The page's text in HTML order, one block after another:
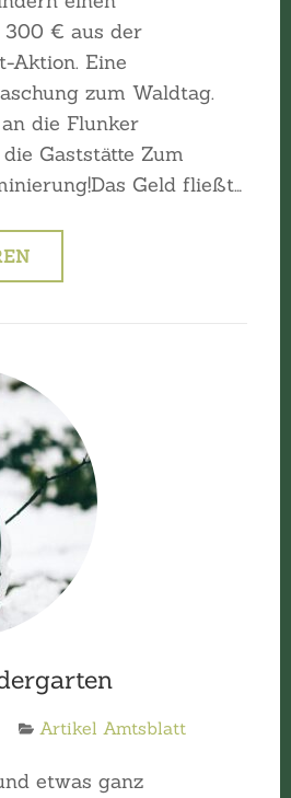
300 € aus der
Aktion. Eine
zum Waldtag.
die Flunker
Gaststätte Zum
Geld fließt…
Artikel Amtsblatt
etwas ganz